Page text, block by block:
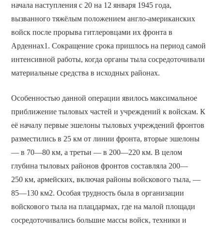
начала наступления с 20 на 12 января 1945 года,
вызванного тяжёлым положением англо-американских
войск после прорыва гитлеровцами их фронта в
Арденнах1. Сокращение срока пришлось на период самой
интенсивной работы, когда органы тыла сосредоточивали
материальные средства в исходных районах.
Особенностью данной операции явилось максимальное
приближение тыловых частей и учреждений к войскам. К
её началу первые эшелоны тыловых учреждений фронтов
разместились в 25 км от линии фронта, вторые эшелоны
— в 70—80 км, а третьи — в 200—220 км. В целом
глубина тыловых районов фронтов составляла 200—
250 км, армейских, включая районы войскового тыла, —
85—130 км2. Особая трудность была в организации
войскового тыла на плацдармах, где на малой площади
сосредоточивались большие массы войск, техники и